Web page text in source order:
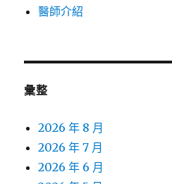
醫師介紹
彙整
2026 年 8 月
2026 年 7 月
2026 年 6 月